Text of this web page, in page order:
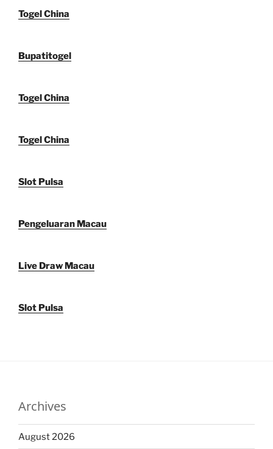
Togel China
Bupatitogel
Togel China
Togel China
Slot Pulsa
Pengeluaran Macau
Live Draw Macau
Slot Pulsa
Archives
August 2026